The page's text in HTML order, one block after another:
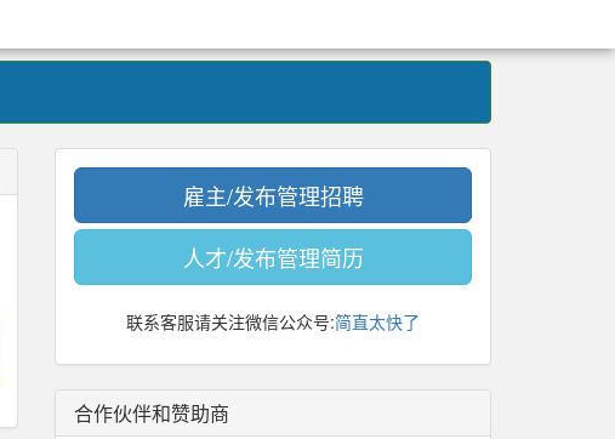
雇主/发布管理招聘
人才/发布管理简历
联系客服请关注微信公众号:简直太快了
合作伙伴和赞助商